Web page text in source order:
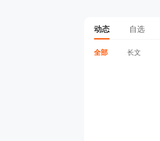
动态 自选
全部 长文